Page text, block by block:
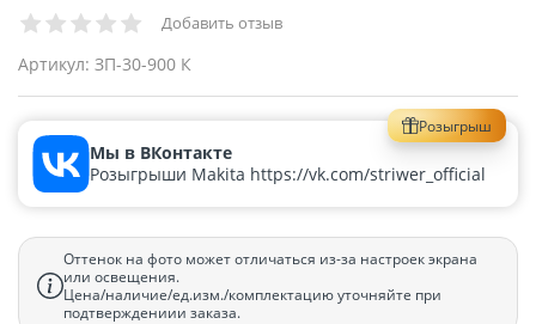
Добавить отзыв
Артикул: ЗП-30-900 К
Розыгрыш
Мы в ВКонтакте
Розыгрыши Makita https://vk.com/striwer_official
Оттенок на фото может отличаться из-за настроек экрана
или освещения.
Цена/наличие/ед.изм./комплектацию уточняйте при
подтверждениии заказа.